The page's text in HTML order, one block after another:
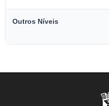
Outros Níveis